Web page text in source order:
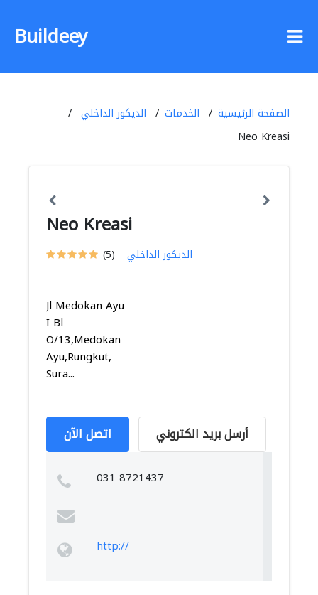
Buildeey
الصفحة الرئيسية الخدمات
الديكور الداخلي
Neo Kreasi
Neo Kreasi
(5) الديكور الداخلي
Jl Medokan Ayu
I Bl
O/13,Medokan
Ayu,Rungkut,
Sura...
اتصل الآن أرسل بريد الكتروني
031 8721437
http://